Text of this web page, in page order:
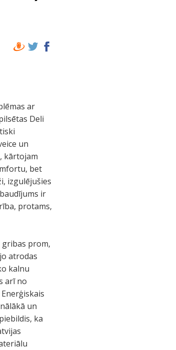
ar
Deli
un
kārtojam
bet
izgulējušies
ir
protams,
gribas prom,
atrodas
kalnu
arī no
un
ka